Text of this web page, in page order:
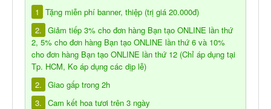
1
Tặng miễn phí banner, thiệp (trị giá 20.000đ)
2. Giảm tiếp 3% cho đơn hàng Bạn tạo ONLINE lần thứ
2, 5% cho đơn hàng Bạn tạo ONLINE lần thứ 6 và 10%
cho đơn hàng Bạn tạo ONLINE lần thứ 12 (Chỉ áp dụng tại
Tp. HCM, Ko áp dụng các dịp lễ)
2. Giao gấp trong 2h
3. Cam kết hoa tươi trên 3 ngày